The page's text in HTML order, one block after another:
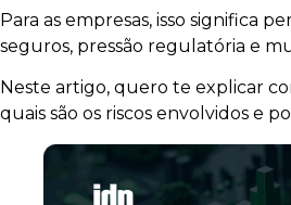
Para as empresas, isso significa
seguros, pressão regulatória e
Neste artigo, quero te explicar
quais são os riscos envolvidos e